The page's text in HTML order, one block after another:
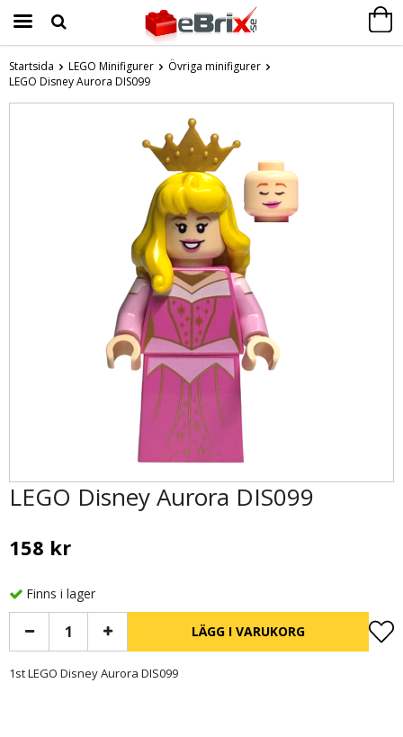
Produkten har blivit tillagd i varukorgen
Startsida LEGO Minifigurer
Övriga minifigurer
LEGO Disney Aurora DIS099
LEGO Disney Aurora DIS099
158 kr
Finns i lager
LÄGG I VARUKORG
1st LEGO Disney Aurora DIS099